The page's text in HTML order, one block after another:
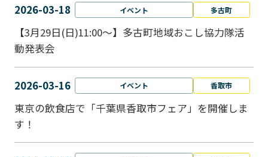
2026-03-18 イベント 多古町
【3月29日(日)11:00～】多古町地域おこし協力隊活
動発表会
2026-03-16 イベント 香取市
東京の飲食店で「千葉県香取市フェア」を開催しま
す！